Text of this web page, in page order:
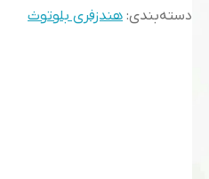
دسته‌بندی: هندزفری بلوتوث